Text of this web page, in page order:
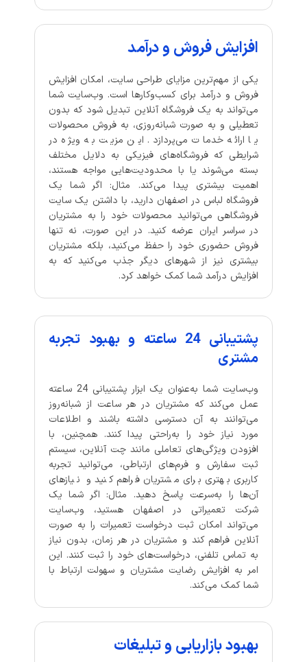
افزایش فروش و درآمد
یکی از مهم‌ترین مزایای طراحی سایت، امکان افزایش
فروش و درآمد برای کسب‌وکارها است. وب‌سایت شما
می‌تواند به یک فروشگاه آنلاین تبدیل شود که بدون
تعطیلی و به صورت شبانه‌روزی، به فروش محصولات
یا ارائه خدمات می‌پردازد. این مزیت به ویژه در
شرایطی که فروشگاه‌های فیزیکی به دلایل مختلف
بسته می‌شوند یا با محدودیت‌هایی مواجه هستند،
اهمیت بیشتری پیدا می‌کند. مثال: اگر شما یک
فروشگاه لباس در اصفهان دارید، با داشتن یک سایت
فروشگاهی می‌توانید محصولات خود را به مشتریان
در سراسر ایران عرضه کنید. در این صورت، نه تنها
فروش حضوری خود را حفظ می‌کنید، بلکه مشتریان
بیشتری نیز از شهرهای دیگر جذب می‌کنید که به
افزایش درآمد شما کمک خواهد کرد.
پشتیبانی 24 ساعته و بهبود تجربه
مشتری
وب‌سایت شما به‌عنوان یک ابزار پشتیبانی 24 ساعته
عمل می‌کند که مشتریان در هر ساعت از شبانه‌روز
می‌توانند به آن دسترسی داشته باشند و اطلاعات
مورد نیاز خود را به‌راحتی پیدا کنند. همچنین، با
افزودن ویژگی‌های تعاملی مانند چت آنلاین، سیستم
ثبت سفارش و فرم‌های ارتباطی، می‌توانید تجربه
کاربری بهتری برای مشتریان فراهم کنید و نیازهای
آن‌ها را به‌سرعت پاسخ دهید. مثال: اگر شما یک
شرکت تعمیراتی در اصفهان هستید، وب‌سایت
می‌تواند امکان ثبت درخواست تعمیرات را به صورت
آنلاین فراهم کند و مشتریان در هر زمان، بدون نیاز
به تماس تلفنی، درخواست‌های خود را ثبت کنند. این
امر به افزایش رضایت مشتریان و سهولت ارتباط با
شما کمک می‌کند.
بهبود بازاریابی و تبلیغات